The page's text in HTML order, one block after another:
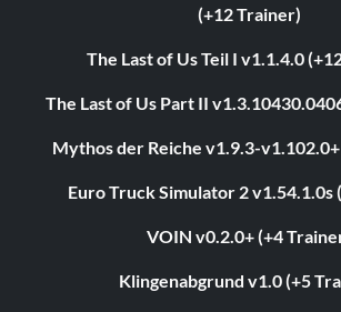
(+12 Trainer)
The Last of Us Teil I v1.1.4.0
The Last of Us Part II
Mythos der Reiche v1.9.3-
Euro Truck Simulator 2 v1.54.1.0s
VOIN v0.2.0+ (+4
Klingenabgrund v1.0 (+5